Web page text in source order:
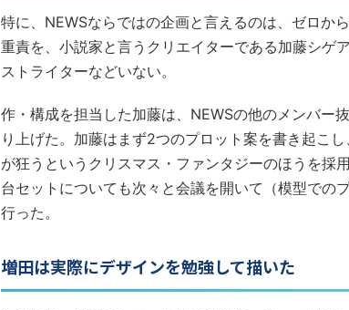
特に、NEWSならではの企画と言えるのは、ゼロか
重責を、小説家と言うクリエイターである加藤シゲ
ストライターなどいない。
作・構成を担当した加藤は、NEWSの他のメンバー
り上げた。加藤はまず2つのプロット案を書き起こ
が狂うというクリスマス・ファンタジーのほうを採
台セットについても次々と会議を開いて（模型での
行った。
増田は実際にデザインを勉強して描いた